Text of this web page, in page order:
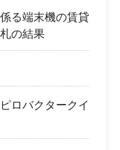
る端末機の賃貸
の結果
ロバクタークイ